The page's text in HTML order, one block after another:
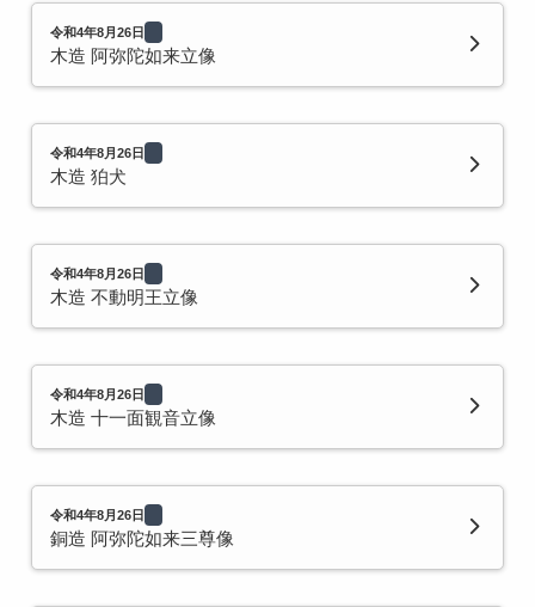
令和4年8月26日
木造 阿弥陀如来立像
令和4年8月26日
木造 狛犬
令和4年8月26日
木造 不動明王立像
令和4年8月26日
木造 十一面観音立像
令和4年8月26日
銅造 阿弥陀如来三尊像